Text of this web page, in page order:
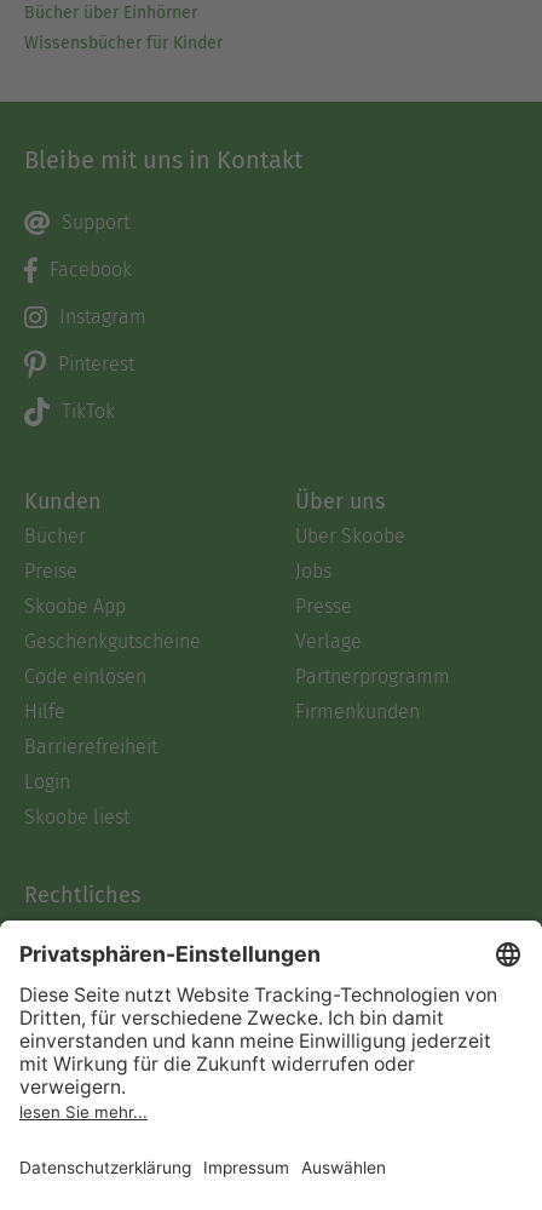
Bücher über Einhörner
Wissensbücher für Kinder
Bleibe mit uns in Kontakt
Support
Facebook
Instagram
Pinterest
TikTok
Kunden
Bücher
Preise
Skoobe App
Geschenkgutscheine
Code einlösen
Hilfe
Barrierefreiheit
Login
Skoobe liest
Über uns
Über Skoobe
Jobs
Presse
Verlage
Partnerprogramm
Firmenkunden
Rechtliches
AGB
Informationen nach Data
Act
Verträge hier kündigen
Impressum